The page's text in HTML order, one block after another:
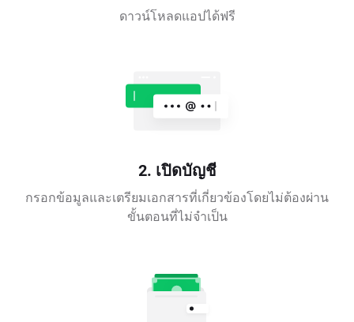
ดาวน์โหลดแอปได้ฟรี
2. เปิดบัญชี
กรอกข้อมูลและเตรียมเอกสารที่เกี่ยวข้องโดยไม่ต้องผ่าน
ขั้นตอนที่ไม่จำเป็น